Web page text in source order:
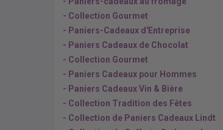
- Collection Gourmet
- Paniers-Cadeaux d'Entreprise
- Paniers Cadeaux de Chocolat
- Collection Gourmet
- Paniers Cadeaux pour Hommes
- Paniers Cadeaux Vin & Bière
- Collection Tradition des Fêtes
- Collection de Paniers Cadeaux Lindt